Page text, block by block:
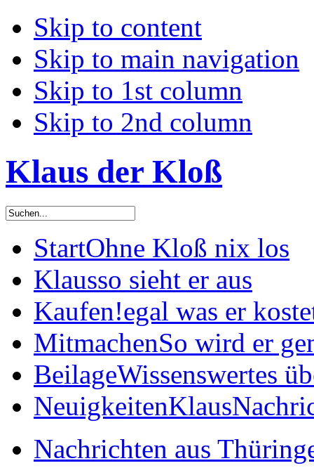
Skip to content
Skip to main navigation
Skip to 1st column
Skip to 2nd column
Klaus der Kloß
StartOhne Kloß nix los
Klausso sieht er aus
Kaufen!egal was er
MitmachenSo wird er
BeilageWissenswertes
Neuigkeiten
Nachrichten aus